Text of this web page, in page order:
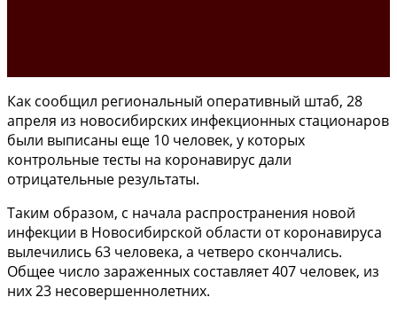
Как сообщил региональный оперативный штаб, 28
апреля из новосибирских инфекционных стационаров
были выписаны еще 10 человек, у которых
контрольные тесты на коронавирус дали
отрицательные результаты.
Таким образом, с начала распространения новой
инфекции в Новосибирской области от коронавируса
вылечились 63 человека, а четверо скончались.
Общее число зараженных составляет 407 человек, из
них 23 несовершеннолетних.